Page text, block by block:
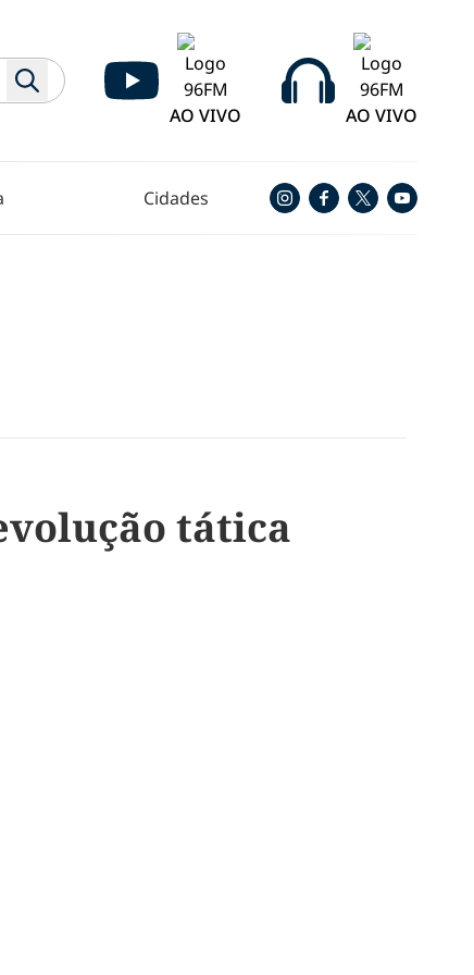
AO VIVO
AO VIVO
Cidades
tática